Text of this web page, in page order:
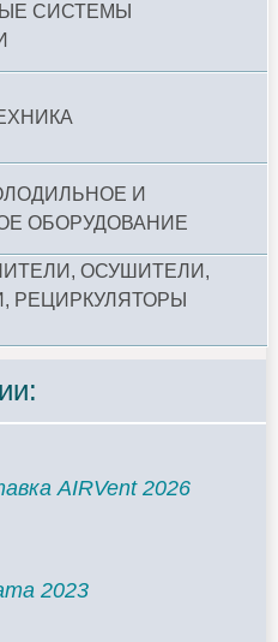
СИСТЕМЫ
И
ОБОРУДОВАНИЕ
ОСУШИТЕЛИ,
РЕЦИРКУЛЯТОРЫ
AIRVent 2026
2023